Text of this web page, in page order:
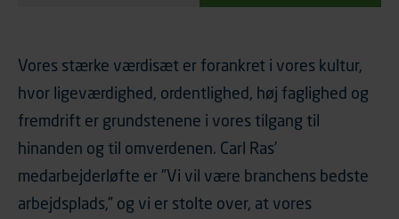
Vores stærke værdisæt er forankret i vores kultur,
hvor ligeværdighed, ordentlighed, høj faglighed og
fremdrift er grundstenene i vores tilgang til
hinanden og til omverdenen. Carl Ras’
medarbejderløfte er ”Vi vil være branchens bedste
arbejdsplads,” og vi er stolte over, at vores